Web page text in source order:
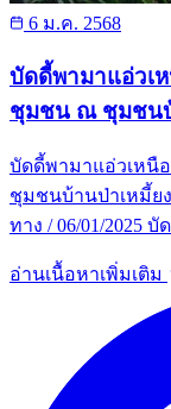
6 ม.ค. 2568
บัดดี้พามาแอ่วเ
ชุมชน ณ ชุมชน
บัดดี้พามาแอ่วเหนื
ชุมชนบ้านป่าเหมี้ย
ทาง / 06/01/2025 บั
อ่านเนื้อหาเพิ่มเติม